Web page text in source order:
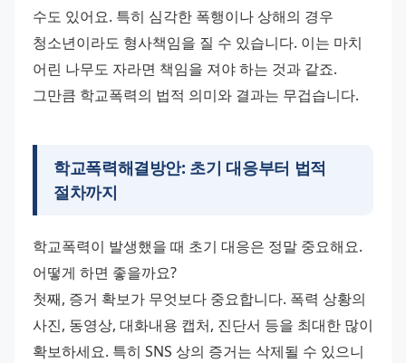
수도 있어요. 특히 심각한 폭행이나 상해의 경우
청소년이라도 형사책임을 질 수 있습니다. 이는 마치
어린 나무도 자라면 책임을 져야 하는 것과 같죠.
그만큼 학교폭력의 법적 의미와 결과는 무겁습니다.
학교폭력해결방안: 초기 대응부터 법적
절차까지
학교폭력이 발생했을 때 초기 대응은 정말 중요해요.
어떻게 하면 좋을까요?
첫째, 증거 확보가 무엇보다 중요합니다. 폭력 상황의
사진, 동영상, 대화내용 캡처, 진단서 등을 최대한 많이
확보하세요. 특히 SNS 상의 증거는 삭제될 수 있으니